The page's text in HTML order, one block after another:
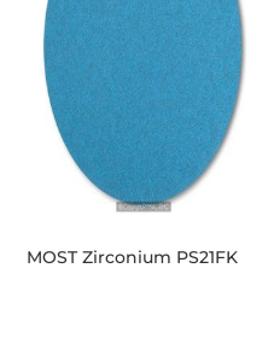
MOST Zirconium PS21FK